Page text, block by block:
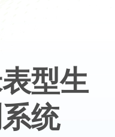
型生
统